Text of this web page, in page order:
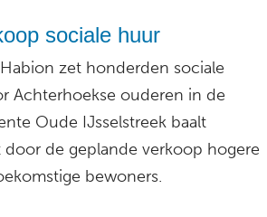
sociale huur
zet honderden sociale
Achterhoekse ouderen in de
Oude IJsselstreek baalt
door de geplande verkoop hogere
bewoners.